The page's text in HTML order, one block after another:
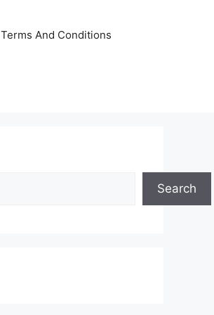
Terms And Conditions
Search